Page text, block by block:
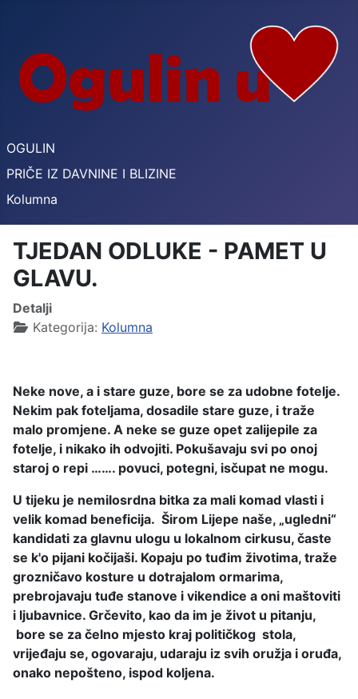
OGULIN
PRIČE IZ DAVNINE I BLIZINE
Kolumna
TJEDAN ODLUKE - PAMET U
GLAVU.
Detalji
Kategorija: Kolumna
Neke nove, a i stare guze, bore se za udobne fotelje.
Nekim pak foteljama, dosadile stare guze, i traže
malo promjene. A neke se guze opet zalijepile za
fotelje, i nikako ih odvojiti. Pokušavaju svi po onoj
staroj o repi ……. povuci, potegni, isčupat ne mogu.
U tijeku je nemilosrdna bitka za mali komad vlasti i
velik komad beneficija. Širom Lijepe naše, „ugledni“
kandidati za glavnu ulogu u lokalnom cirkusu, časte
se k'o pijani kočijaši. Kopaju po tuđim životima, traže
grozničavo kosture u dotrajalom ormarima,
prebrojavaju tuđe stanove i vikendice a oni maštoviti
i ljubavnice. Grčevito, kao da im je život u pitanju,
bore se za čelno mjesto kraj političkog stola,
vrijeđaju se, ogovaraju, udaraju iz svih oružja i oruđa,
onako nepošteno, ispod koljena.